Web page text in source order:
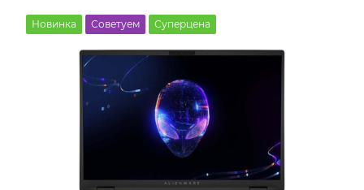
Новинка Советуем Суперцена